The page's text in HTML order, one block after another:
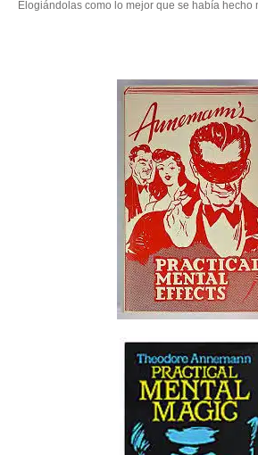
Elogiándolas como lo mejor que se había hecho